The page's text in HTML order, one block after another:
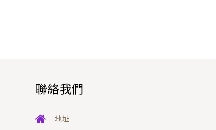
聯絡我們
地址: